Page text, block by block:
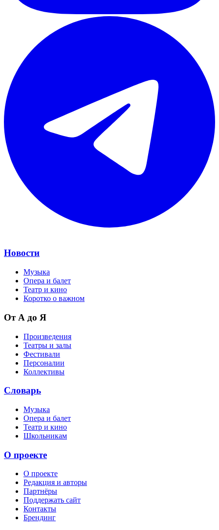
Новости
Музыка
Опера и балет
Театр и кино
Коротко о важном
От А до Я
Произведения
Театры и залы
Фестивали
Персоналии
Коллективы
Словарь
Музыка
Опера и балет
Театр и кино
Школьникам
О проекте
О проекте
Редакция и авторы
Партнёры
Поддержать сайт
Контакты
Брендинг